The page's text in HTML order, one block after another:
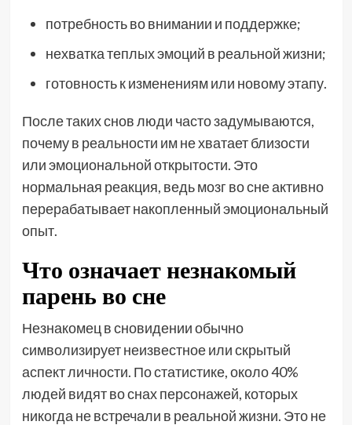
потребность во внимании и поддержке;
нехватка теплых эмоций в реальной жизни;
готовность к изменениям или новому этапу.
После таких снов люди часто задумываются,
почему в реальности им не хватает близости
или эмоциональной открытости. Это
нормальная реакция, ведь мозг во сне активно
перерабатывает накопленный эмоциональный
опыт.
Что означает незнакомый
парень во сне
Незнакомец в сновидении обычно
символизирует неизвестное или скрытый
аспект личности. По статистике, около 40%
людей видят во снах персонажей, которых
никогда не встречали в реальной жизни. Это не